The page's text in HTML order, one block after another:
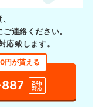
ご連絡ください。
応致します。
円が貰える
24h
対応